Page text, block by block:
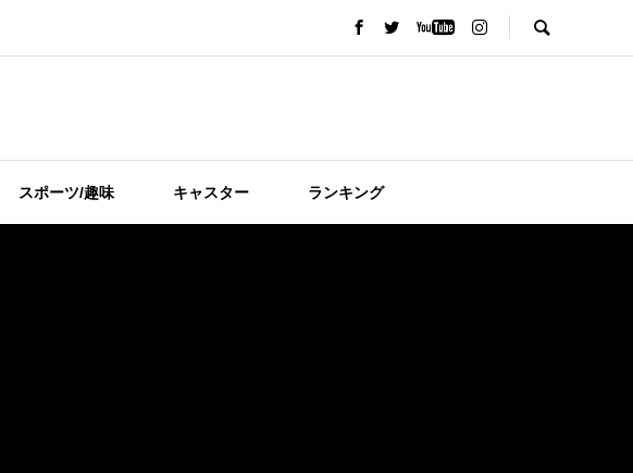
スポーツ/趣味 キャスター ランキング